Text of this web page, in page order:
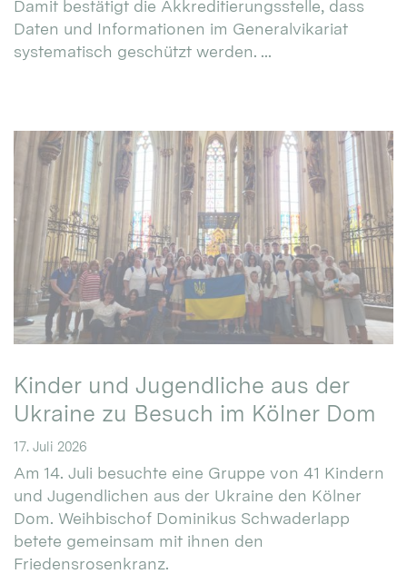
Damit bestätigt die Akkreditierungsstelle, dass
Daten und Informationen im Generalvikariat
systematisch geschützt werden. ...
Kinder und Jugendliche aus der
Ukraine zu Besuch im Kölner Dom
17. Juli 2026
Am 14. Juli besuchte eine Gruppe von 41 Kindern
und Jugendlichen aus der Ukraine den Kölner
Dom. Weihbischof Dominikus Schwaderlapp
betete gemeinsam mit ihnen den
Friedensrosenkranz.